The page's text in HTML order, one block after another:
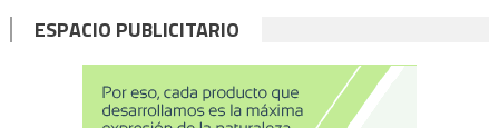
ESPACIO PUBLICITARIO